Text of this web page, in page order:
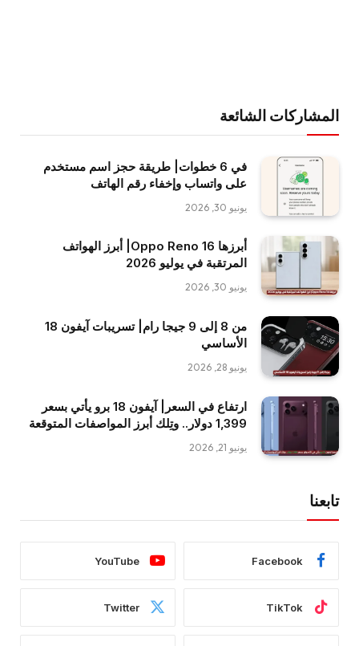
المشاركات الشائعة
في 6 خطوات| طريقة حجز اسم مستخدم
على واتساب وإخفاء رقم الهاتف
يونيو 30, 2026
أبرزها Oppo Reno 16| أبرز الهواتف
المرتقبة في يوليو 2026
يونيو 30, 2026
من 8 إلى 9 جيجا رام| تسريبات آيفون 18
الأساسي
يونيو 28, 2026
ارتفاع في السعر| آيفون 18 برو يأتي بسعر
1,399 دولار.. وتِلك أبرز المواصفات المتوقعة
يونيو 21, 2026
تابعنا
Facebook
YouTube
TikTok
Twitter